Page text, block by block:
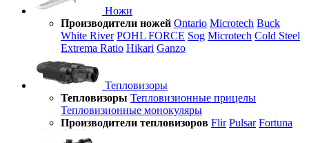
Ножи
Производители ножей Ontario Microtech Buck
White River POHL FORCE Sog Microtech Cold Steel
Extrema Ratio Hikari Ganzo
Тепловизоры
Тепловизоры Тепловизионные прицелы
Тепловизионные монокуляры
Производители тепловизоров Flir Pulsar Fortuna